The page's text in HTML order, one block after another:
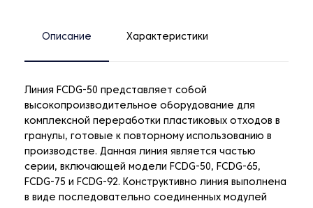
Описание Характеристики
Линия FCDG-50 представляет собой
высокопроизводительное оборудование для
комплексной переработки пластиковых отходов в
гранулы, готовые к повторному использованию в
производстве. Данная линия является частью
серии, включающей модели FCDG-50, FCDG-65,
FCDG-75 и FCDG-92. Конструктивно линия выполнена
в виде последовательно соединенных модулей